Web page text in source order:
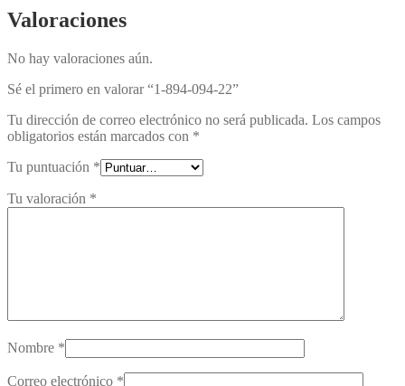
Valoraciones
No hay valoraciones aún.
Sé el primero en valorar “1-894-094-22”
Tu dirección de correo electrónico no será publicada. Los campos
obligatorios están marcados con *
Tu puntuación *
Tu valoración *
Nombre *
Correo electrónico *